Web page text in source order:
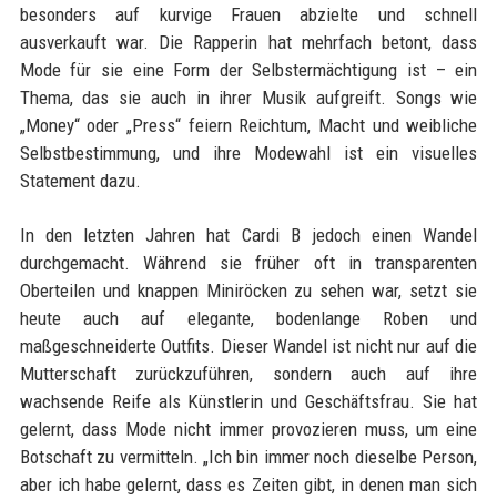
besonders auf kurvige Frauen abzielte und schnell
ausverkauft war. Die Rapperin hat mehrfach betont, dass
Mode für sie eine Form der Selbstermächtigung ist – ein
Thema, das sie auch in ihrer Musik aufgreift. Songs wie
„Money“ oder „Press“ feiern Reichtum, Macht und weibliche
Selbstbestimmung, und ihre Modewahl ist ein visuelles
Statement dazu.
In den letzten Jahren hat Cardi B jedoch einen Wandel
durchgemacht. Während sie früher oft in transparenten
Oberteilen und knappen Miniröcken zu sehen war, setzt sie
heute auch auf elegante, bodenlange Roben und
maßgeschneiderte Outfits. Dieser Wandel ist nicht nur auf die
Mutterschaft zurückzuführen, sondern auch auf ihre
wachsende Reife als Künstlerin und Geschäftsfrau. Sie hat
gelernt, dass Mode nicht immer provozieren muss, um eine
Botschaft zu vermitteln. „Ich bin immer noch dieselbe Person,
aber ich habe gelernt, dass es Zeiten gibt, in denen man sich